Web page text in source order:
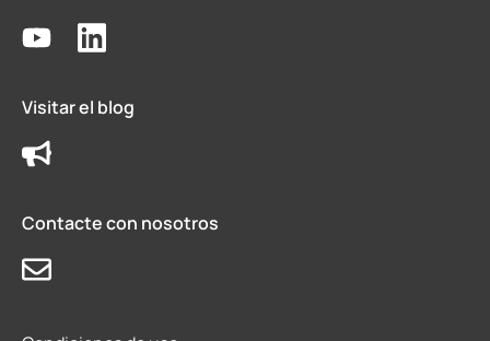
Visitar el blog
Contacte con nosotros